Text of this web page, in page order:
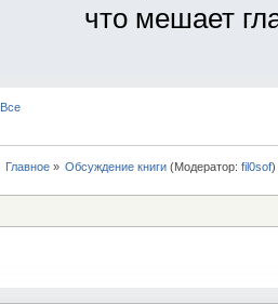
что мешает
Все
Главное» Обсуждение книги(Модератор: fil0sof)